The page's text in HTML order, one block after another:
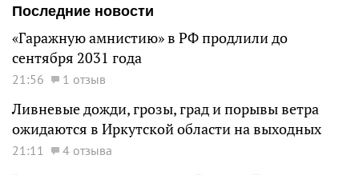
Последние новости
«Гаражную амнистию» в РФ продлили до
сентября 2031 года
21:56 1 отзыв
Ливневые дожди, грозы, град и порывы ветра
ожидаются в Иркутской области на выходных
21:11 4 отзыва